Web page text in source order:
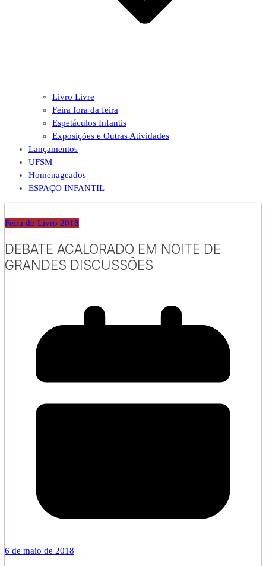
Livro Livre
Feira fora da feira
Espetáculos Infantis
Exposições e Outras Atividades
Lançamentos
UFSM
Homenageados
ESPAÇO INFANTIL
Feira do Livro 2018
DEBATE ACALORADO EM NOITE DE
GRANDES DISCUSSÕES
6 de maio de 2018